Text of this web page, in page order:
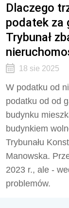
Dlaczego
podatek za
Trybunał
18 sie 2025
W podatku od
podatku od od
budynku
budynkiem
Trybunału
Manowska.
2023 r., ale -
problemów.